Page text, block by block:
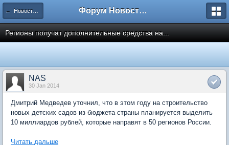
← Новости рынка недвижимости Форум Новостройки
Регионы получат дополнительные средства на...
NAS
30 Jan 2014
Дмитрий Медведев уточнил, что в этом году на строительство
новых детских садов из бюджета страны планируется выделить
10 миллиардов рублей, которые направят в 50 регионов России.
Читать дальше